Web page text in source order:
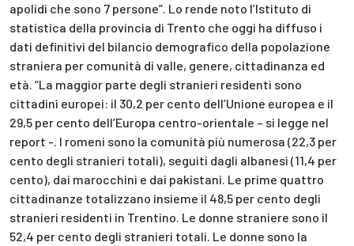
apolidi che sono 7 persone”. Lo rende noto l’Istituto di
statistica della provincia di Trento che oggi ha diffuso i
dati definitivi del bilancio demografico della popolazione
straniera per comunità di valle, genere, cittadinanza ed
età. “La maggior parte degli stranieri residenti sono
cittadini europei: il 30,2 per cento dell’Unione europea e il
29,5 per cento dell’Europa centro-orientale – si legge nel
report -. I romeni sono la comunità più numerosa (22,3 per
cento degli stranieri totali), seguiti dagli albanesi (11,4 per
cento), dai marocchini e dai pakistani. Le prime quattro
cittadinanze totalizzano insieme il 48,5 per cento degli
stranieri residenti in Trentino. Le donne straniere sono il
52,4 per cento degli stranieri totali. Le donne sono la